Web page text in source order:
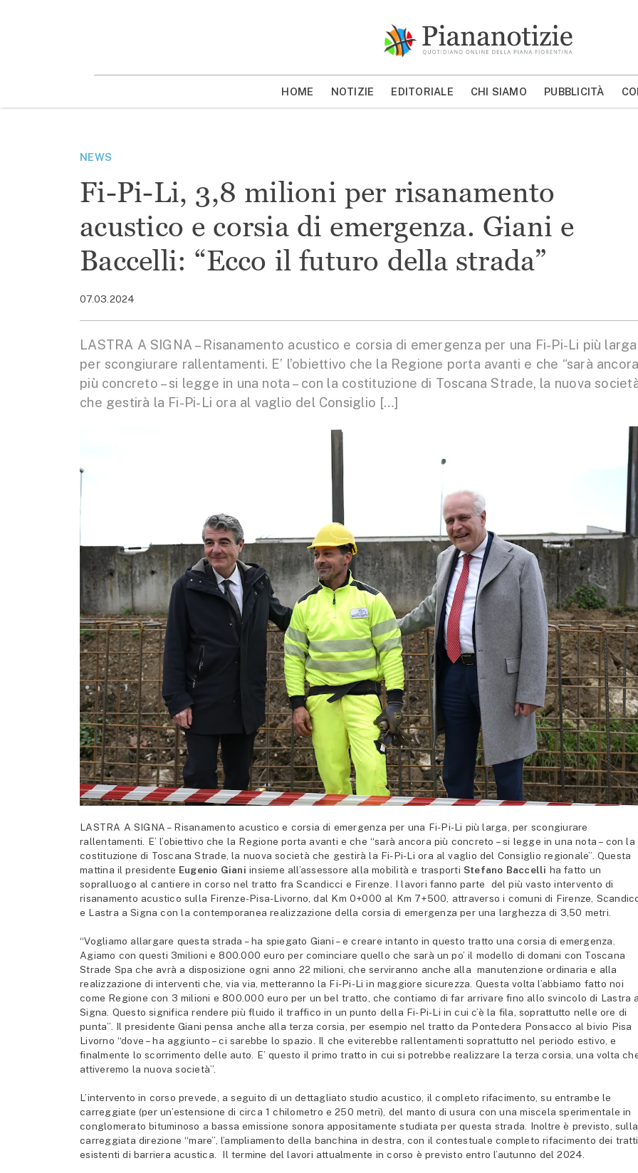
MOSTRA/NASCONDI CERCA
HOME NOTIZIE EDITORIALE CHI SIAMO PUBBLICITÀ
NEWS
Fi-Pi-Li, 3,8 milioni per risanamento
acustico e corsia di emergenza. Giani e
Baccelli: “Ecco il futuro della strada”
07.03.2024
LASTRA A SIGNA – Risanamento acustico e corsia di emergenza per una Fi-Pi-Li più
per scongiurare rallentamenti. E’ l’obiettivo che la Regione porta avanti e che “sarà
più concreto – si legge in una nota – con la costituzione di Toscana Strade, la nuova
che gestirà la Fi-Pi-Li ora al vaglio del Consiglio […]
LASTRA A SIGNA – Risanamento acustico e corsia di emergenza per una Fi-Pi-Li più larga, per scongiurare
rallentamenti. E’ l’obiettivo che la Regione porta avanti e che “sarà ancora più concreto – si legge in una nota – con la
costituzione di Toscana Strade, la nuova società che gestirà la Fi-Pi-Li ora al vaglio del Consiglio regionale”. Questa
mattina il presidente Eugenio Giani insieme all’assessore alla mobilità e trasporti Stefano Baccelli ha fatto un
sopralluogo al cantiere in corso nel tratto fra Scandicci e Firenze. I lavori fanno parte del più vasto intervento di
risanamento acustico sulla Firenze-Pisa-Livorno, dal Km 0+000 al Km 7+500, attraverso i comuni di Firenze,
e Lastra a Signa con la contemporanea realizzazione della corsia di emergenza per una larghezza di 3,50 metri.
“Vogliamo allargare questa strada – ha spiegato Giani – e creare intanto in questo tratto una corsia di emergenza.
Agiamo con questi 3milioni e 800.000 euro per cominciare quello che sarà un po’ il modello di domani con Toscana
Strade Spa che avrà a disposizione ogni anno 22 milioni, che serviranno anche alla manutenzione ordinaria e alla
realizzazione di interventi che, via via, metteranno la Fi-Pi-Li in maggiore sicurezza. Questa volta l’abbiamo fatto noi
come Regione con 3 milioni e 800.000 euro per un bel tratto, che contiamo di far arrivare fino allo svincolo di Lastra
Signa. Questo significa rendere più fluido il traffico in un punto della Fi-Pi-Li in cui c’è la fila, soprattutto nelle ore di
punta”. Il presidente Giani pensa anche alla terza corsia, per esempio nel tratto da Pontedera Ponsacco al bivio Pisa
Livorno “dove – ha aggiunto – ci sarebbe lo spazio. Il che eviterebbe rallentamenti soprattutto nel periodo estivo, e
finalmente lo scorrimento delle auto. E’ questo il primo tratto in cui si potrebbe realizzare la terza corsia, una volta
attiveremo la nuova società”.
L’intervento in corso prevede, a seguito di un dettagliato studio acustico, il completo rifacimento, su entrambe le
carreggiate (per un’estensione di circa 1 chilometro e 250 metri), del manto di usura con una miscela sperimentale in
conglomerato bituminoso a bassa emissione sonora appositamente studiata per questa strada. Inoltre è previsto, sulla
carreggiata direzione “mare”, l’ampliamento della banchina in destra, con il contestuale completo rifacimento dei tratti
esistenti di barriera acustica. Il termine del lavori attualmente in corso è previsto entro l’autunno del 2024.